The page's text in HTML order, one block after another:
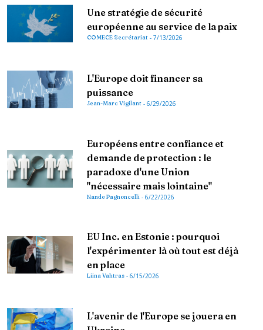
Une stratégie de sécurité
européenne au service de la paix
COMECE Secrétariat - 7/13/2026
L'Europe doit financer sa
puissance
Jean-Marc Vigilant - 6/29/2026
Européens entre confiance et
demande de protection : le
paradoxe d'une Union
"nécessaire mais lointaine"
Nando Pagnoncelli - 6/22/2026
EU Inc. en Estonie : pourquoi
l'expérimenter là où tout est déjà
en place
Liina Vahtras - 6/15/2026
L'avenir de l'Europe se jouera en